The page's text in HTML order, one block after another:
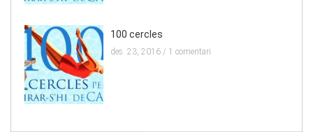
100 cercles
des. 23, 2016 / 1 comentari